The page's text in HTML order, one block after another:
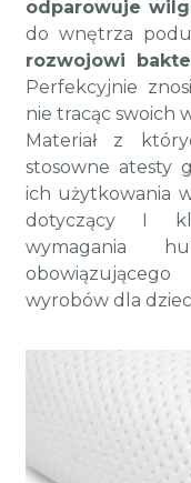
odparowuje
do wnętrza
rozwojowi
Perfekcyjnie
nie tracąc swoich
Materiał z
stosowne atesty
ich użytkowania
dotyczący I
wymagania
wyrobów dla